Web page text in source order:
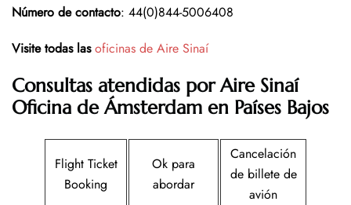
Número de contacto: 44(0)844-5006408
Visite todas las oficinas de Aire Sinaí
Consultas atendidas por Aire Sinaí
Oficina de Ámsterdam en Países Bajos
Flight Ticket
Booking
Ok para
abordar
Cancelación
de billete de
avión